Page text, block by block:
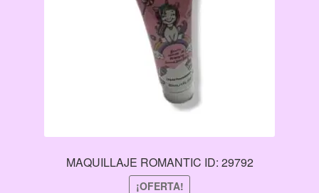
MAQUILLAJE ROMANTIC ID: 29792
¡OFERTA!